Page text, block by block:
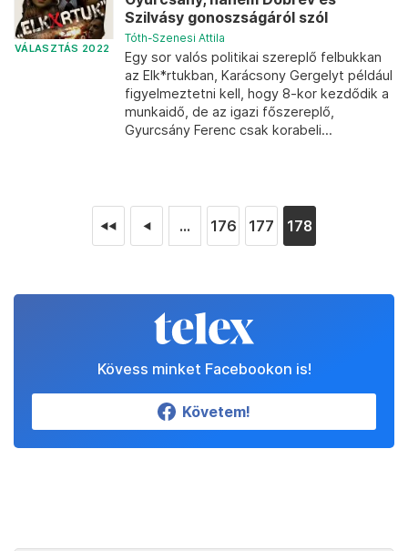
VÁLASZTÁS 2022
Szilvásy gonoszságáról szól
Tóth-Szenesi Attila
Egy sor valós politikai szereplő felbukkan
az Elk*rtukban, Karácsony Gergelyt például
figyelmeztetni kell, hogy 8-kor kezdődik a
munkaidő, de az igazi főszereplő,
Gyurcsány Ferenc csak korabeli...
◄◄ ◄ ... 176 177 178
Kövess minket Facebookon is!
Követem!